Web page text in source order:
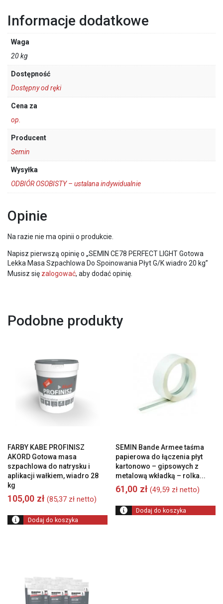
Informacje dodatkowe
Waga
20 kg
Dostępność
Dostępny od ręki
Cena za
op.
Producent
Semin
Wysyłka
ODBIÓR OSOBISTY – ustalana indywidualnie
Opinie
Na razie nie ma opinii o produkcie.
Napisz pierwszą opinię o „SEMIN CE78 PERFECT LIGHT Gotowa
Lekka Masa Szpachlowa Do Spoinowania Płyt G/K wiadro 20 kg”
Musisz się zalogować, aby dodać opinię.
Podobne produkty
FARBY KABE PROFINISZ
AKORD Gotowa masa
szpachlowa do natrysku i
aplikacji wałkiem, wiadro 28
kg
105,00 zł (85,37 zł netto)
Dodaj do koszyka
SEMIN Bande Armee taśma
papierowa do łączenia płyt
kartonowo – gipsowych z
metalową wkładką – rolka...
61,00 zł (49,59 zł netto)
Dodaj do koszyka